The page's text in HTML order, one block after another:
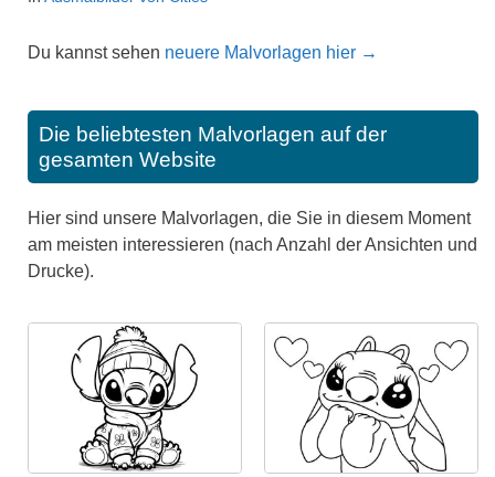
Du kannst sehen neuere Malvorlagen hier →
Die beliebtesten Malvorlagen auf der
gesamten Website
Hier sind unsere Malvorlagen, die Sie in diesem Moment
am meisten interessieren (nach Anzahl der Ansichten und
Drucke).